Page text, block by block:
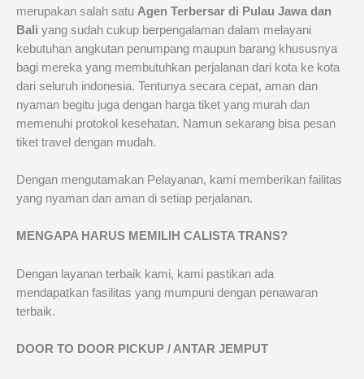
merupakan salah satu Agen Terbersar di Pulau Jawa dan
Bali yang sudah cukup berpengalaman dalam melayani
kebutuhan angkutan penumpang maupun barang khususnya
bagi mereka yang membutuhkan perjalanan dari kota ke kota
dari seluruh indonesia. Tentunya secara cepat, aman dan
nyaman begitu juga dengan harga tiket yang murah dan
memenuhi protokol kesehatan. Namun sekarang bisa pesan
tiket travel dengan mudah.
Dengan mengutamakan Pelayanan, kami memberikan failitas
yang nyaman dan aman di setiap perjalanan.
MENGAPA HARUS MEMILIH CALISTA TRANS?
Dengan layanan terbaik kami, kami pastikan ada
mendapatkan fasilitas yang mumpuni dengan penawaran
terbaik.
DOOR TO DOOR PICKUP / ANTAR JEMPUT